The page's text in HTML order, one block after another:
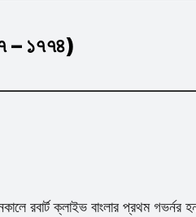
– ১৭৭৪)
রবার্ট ক্লাইভ বাংলার প্রথম গভর্নর